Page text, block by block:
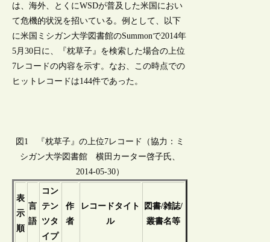
は、海外、とくにWSDが普及した米国におい
て危機的状況を招いている。例として、以下
に米国ミシガン大学図書館のSummonで2014年
5月30日に、『枕草子』を検索した場合の上位
7レコードの内容を示す。なお、この時点での
ヒットレコードは144件であった。
図1 『枕草子』の上位7レコード（協力：ミ
シガン大学図書館 横田カーター啓子氏、
2014-05-30）
表
示
順
言
語
コン
テン
ツタ
イプ
作
者
レコードタイト
ル
図書/雑誌/
叢書名等